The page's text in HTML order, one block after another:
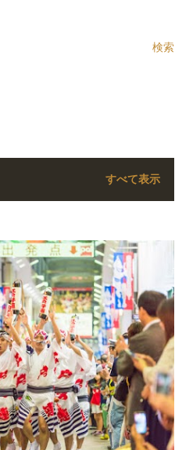
検索
すべて表示